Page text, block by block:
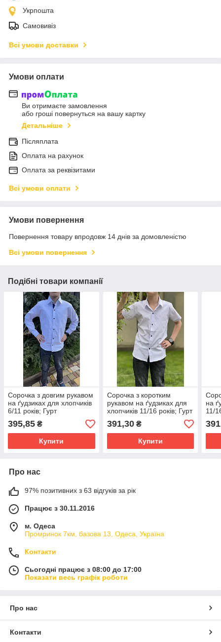
Укрпошта
Самовивіз
Всі умови доставки
Умови оплати
Ви отримаєте замовлення
або гроші повернуться на вашу картку
Детальніше
Післяплата
Оплата на рахунок
Оплата за реквізитами
Всі умови оплати
Умови повернення
Повернення товару впродовж 14 днів за домовленістю
Всі умови повернення
Подібні товари компанії
Сорочка з довгим рукавом
на ґудзиках для хлопчиків
6/11 років; Гурт
395,85 ₴
Купити
Сорочка з коротким
рукавом на ґудзиках для
хлопчиків 11/16 років; Гурт
391,30₴
Купити
на
11/
Про нас
97% позитивних з 63 відгуків за рік
Працює з 30.11.2016
м. Одеса
Промринок 7км, базова 13, Одеса, Україна
Контакти
Сьогодні працює з 08:00 до 17:00
Показати весь графік роботи
Про нас
Контакти